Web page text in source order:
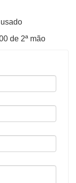
de 2ª mão